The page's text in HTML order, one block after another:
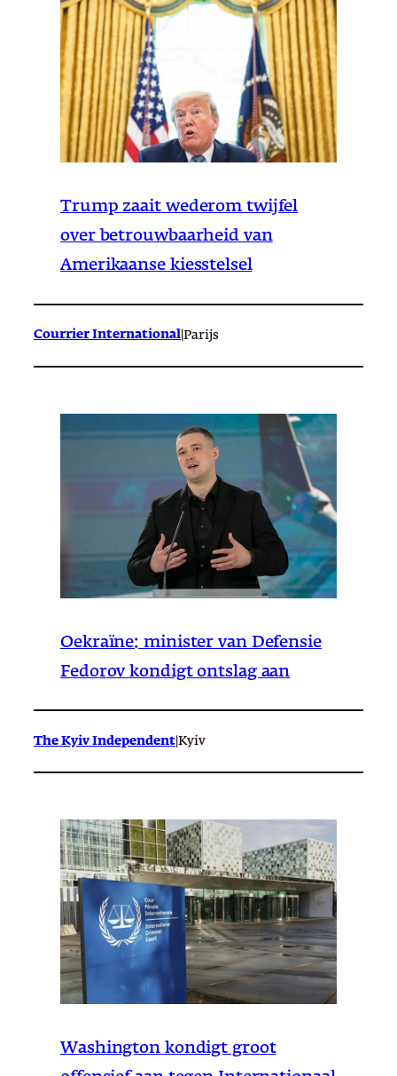
Trump zaait wederom twijfel
over betrouwbaarheid van
Amerikaanse kiesstelsel
Courrier International Parijs
Oekraïne: minister van Defensie
Fedorov kondigt ontslag aan
The Kyiv Independent Kyiv
Washington kondigt groot